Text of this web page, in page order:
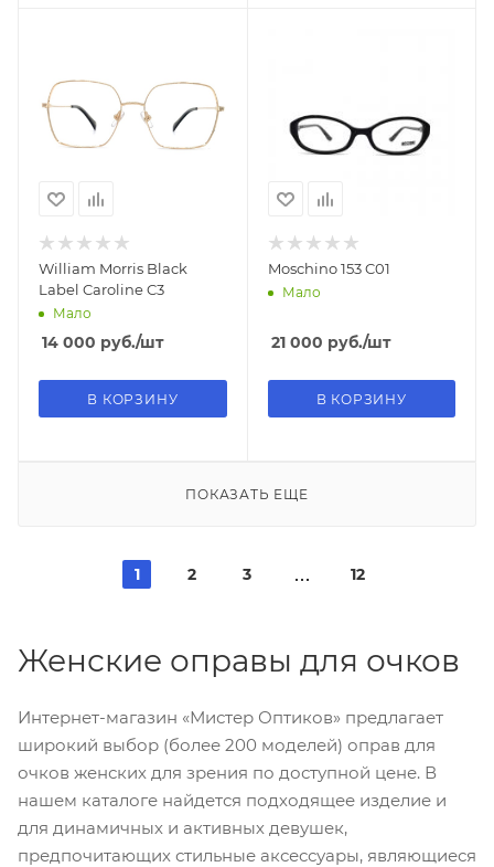
William Morris Black
Label Caroline C3
Мало
14 000 руб./шт
В КОРЗИНУ
Moschino 153 C01
Мало
21 000 руб./шт
В КОРЗИНУ
ПОКАЗАТЬ ЕЩЕ
1 2 3 12
Женские оправы для очков
Интернет-магазин «Мистер Оптиков» предлагает
широкий выбор (более 200 моделей) оправ для
очков женских для зрения по доступной цене. В
нашем каталоге найдется подходящее изделие и
для динамичных и активных девушек,
предпочитающих стильные аксессуары, являющиеся